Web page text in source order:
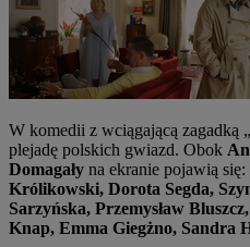
W komedii z wciągającą zagadką
plejadę polskich gwiazd. Obok
Domagały na ekranie pojawią się:
Królikowski, Dorota Segda,
Sarzyńska, Przemysław
Knap, Emma Giegżno, Sandra